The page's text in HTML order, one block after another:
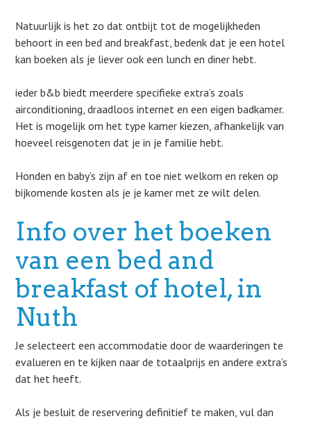
Natuurlijk is het zo dat ontbijt tot de mogelijkheden
behoort in een bed and breakfast, bedenk dat je een hotel
kan boeken als je liever ook een lunch en diner hebt.
ieder b&b biedt meerdere specifieke extra’s zoals
airconditioning, draadloos internet en een eigen badkamer.
Het is mogelijk om het type kamer kiezen, afhankelijk van
hoeveel reisgenoten dat je in je familie hebt.
Honden en baby’s zijn af en toe niet welkom en reken op
bijkomende kosten als je je kamer met ze wilt delen.
Info over het boeken
van een bed and
breakfast of hotel, in
Nuth
Je selecteert een accommodatie door de waarderingen te
evalueren en te kijken naar de totaalprijs en andere extra’s
dat het heeft.
Als je besluit de reservering definitief te maken, vul dan